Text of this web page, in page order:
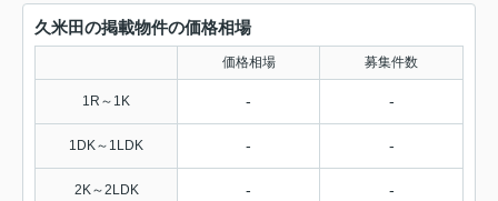
久米田の掲載物件の価格相場
価格相場 募集件数
1R～1K - -
1DK～1LDK - -
2K～2LDK - -